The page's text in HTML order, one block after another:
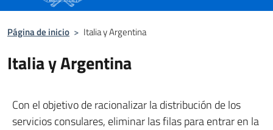
Página de inicio > Italia y Argentina
Italia y Argentina
Con el objetivo de racionalizar la distribución de los
servicios consulares, eliminar las filas para entrar en la